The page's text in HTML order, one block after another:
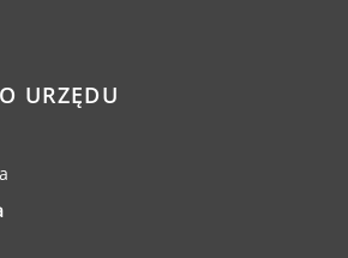
URZĘDU